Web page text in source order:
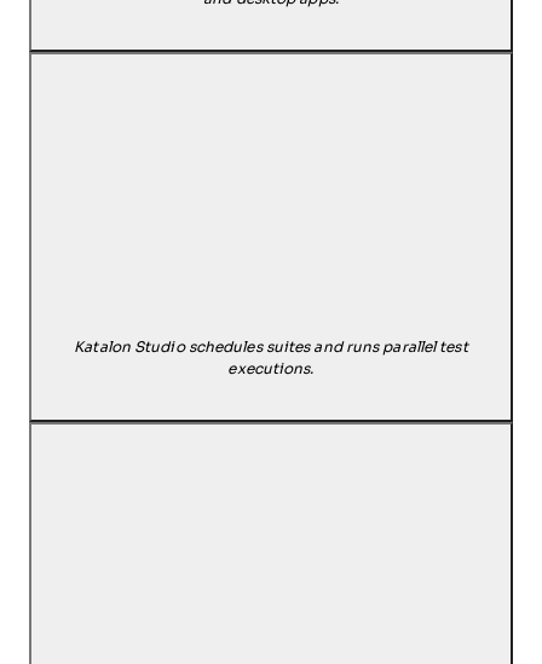
Katalon Studio schedules suites and runs parallel test
executions.